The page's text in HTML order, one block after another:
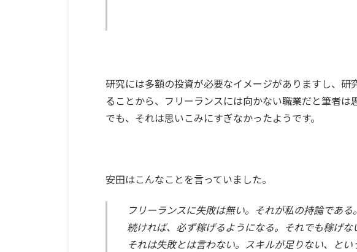
研究には多額の投資が必要なイメージがありますし、
ることから、フリーランスには向かない職業だと筆者は
でも、それは思いこみにすぎなかったようです。
安田はこんなことを言っていました。
フリーランスに失敗は無い。それが私の持論であ
続ければ、必ず稼げるようになる。それでも稼げ
それは失敗とは言わない。スキルが足りない、と